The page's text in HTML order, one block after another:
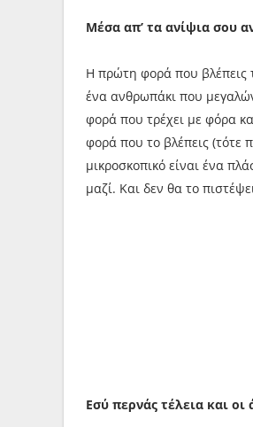
Μέσα απ’ τα ανίψια σου
Η πρώτη φορά που βλέπεις
ένα ανθρωπάκι που
φορά που τρέχει με φόρα
φορά που το βλέπεις (τότε
μικροσκοπικό είναι ένα
μαζί. Και δεν θα το
Εσύ περνάς τέλεια και